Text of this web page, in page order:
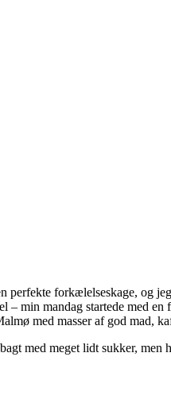
forkælelseskage, og
min mandag startede med en
med masser af god mad,
med meget lidt sukker, men